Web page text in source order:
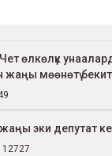
Чет өлкөлүк
мөөнөтү
эки депутат
12727